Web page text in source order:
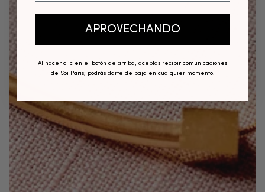
APROVECHANDO
Al hacer clic en el botón de arriba, aceptas recibir comunicaciones
de Soi Paris; podrás darte de baja en cualquier momento.